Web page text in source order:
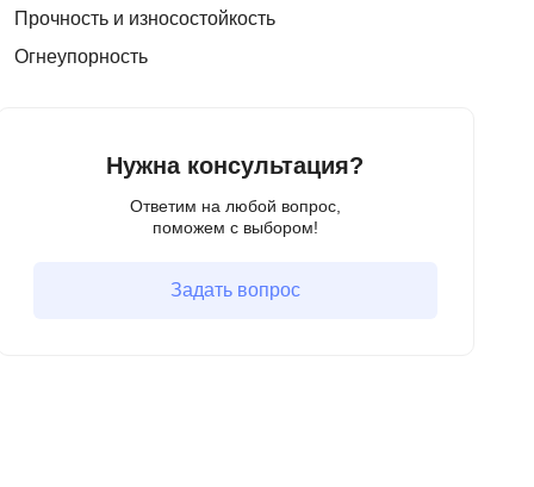
Прочность и износостойкость
Огнеупорность
Нужна консультация?
Ответим на любой вопрос,
поможем с выбором!
Задать вопрос